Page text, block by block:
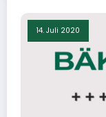
14. Juli 2020